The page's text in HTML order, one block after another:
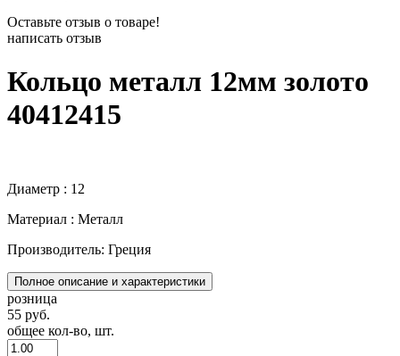
Оставьте отзыв о товаре!
написать отзыв
Кольцо металл 12мм золото
40412415
Диаметр : 12
Материал : Металл
Производитель: Греция
Полное описание и характеристики
розница
55 руб.
общее кол-во, шт.